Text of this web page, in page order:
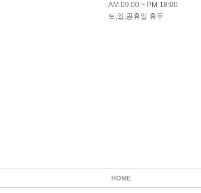
AM 09:00 ~ PM 18:00
토,일,공휴일 휴무
HOME